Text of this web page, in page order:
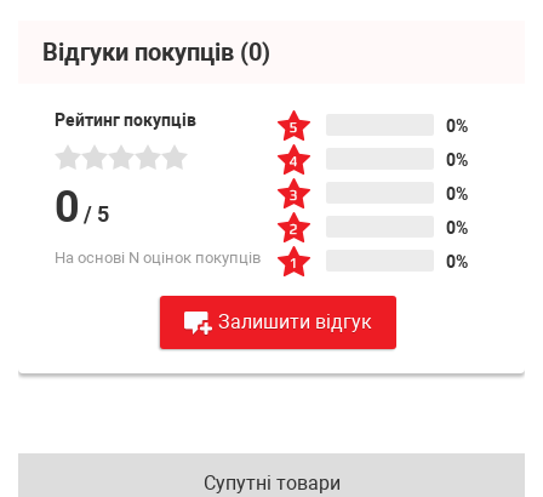
Відгуки покупців (0)
Рейтинг покупців
0 / 5
На основі N оцінок покупців
0%
0%
0%
0%
0%
Залишити відгук
Супутні товари